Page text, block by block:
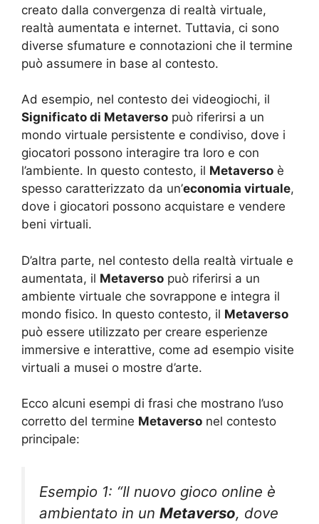
creato dalla convergenza di realtà virtuale,
realtà aumentata e internet. Tuttavia, ci sono
diverse sfumature e connotazioni che il termine
può assumere in base al contesto.
Ad esempio, nel contesto dei videogiochi, il
Significato di Metaverso può riferirsi a un
mondo virtuale persistente e condiviso, dove i
giocatori possono interagire tra loro e con
l’ambiente. In questo contesto, il Metaverso è
spesso caratterizzato da un’economia virtuale,
dove i giocatori possono acquistare e vendere
beni virtuali.
D’altra parte, nel contesto della realtà virtuale e
aumentata, il Metaverso può riferirsi a un
ambiente virtuale che sovrappone e integra il
mondo fisico. In questo contesto, il Metaverso
può essere utilizzato per creare esperienze
immersive e interattive, come ad esempio visite
virtuali a musei o mostre d’arte.
Ecco alcuni esempi di frasi che mostrano l’uso
corretto del termine Metaverso nel contesto
principale:
Esempio 1: “Il nuovo gioco online è
ambientato in un Metaverso, dove